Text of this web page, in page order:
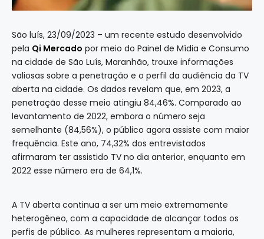
São luís, 23/09/2023 – um recente estudo desenvolvido
pela Qi Mercado por meio do Painel de Mídia e Consumo
na cidade de São Luís, Maranhão, trouxe informações
valiosas sobre a penetração e o perfil da audiência da TV
aberta na cidade. Os dados revelam que, em 2023, a
penetração desse meio atingiu 84,46%. Comparado ao
levantamento de 2022, embora o número seja
semelhante (84,56%), o público agora assiste com maior
frequência. Este ano, 74,32% dos entrevistados
afirmaram ter assistido TV no dia anterior, enquanto em
2022 esse número era de 64,1%.
A TV aberta continua a ser um meio extremamente
heterogêneo, com a capacidade de alcançar todos os
perfis de público. As mulheres representam a maioria,